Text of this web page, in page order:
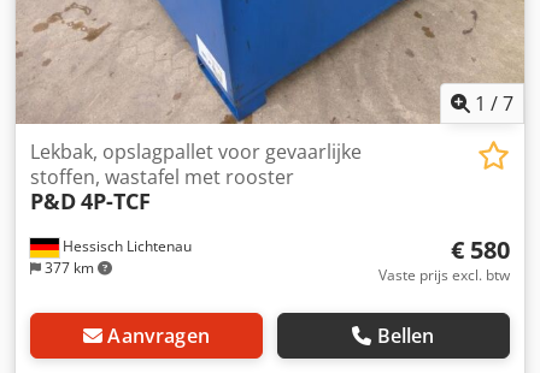
1 /7
Hessisch Lichtenau
377 km
Lekbak, opslagpallet voor gevaarlijke
stoffen, wastafel met rooster
P&D4P-TCF
€ 580
Vaste prijs excl. btw
Aanvragen Bellen